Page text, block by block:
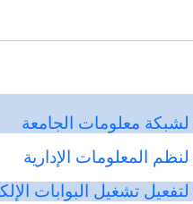
لشبكة معلومات
الجامعة
لنظم المعلومات
الإدارية
لتفعيل تشغيل البوابات